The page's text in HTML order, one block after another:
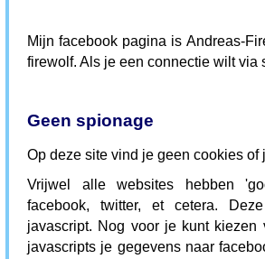
Mijn facebook pagina is Andreas-
firewolf. Als je een connectie wilt via
Geen spionage
Op deze site vind je geen cookies of
Vrijwel alle websites hebben
facebook, twitter, et cetera.
javascript. Nog voor je kunt
javascripts je gegevens naar